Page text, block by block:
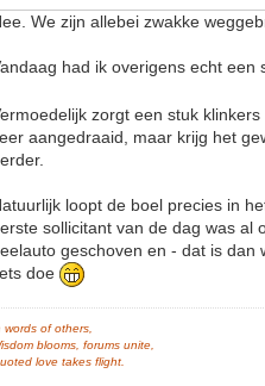
We zijn allebei zwakke
had ik overigens echt
zorgt een stuk
aangedraaid, maar krijg het
loopt de boel precies in
sollicitant van de dag was al
geschoven en - dat is dan
doe
words of others,
blooms, forums unite,
love takes flight.